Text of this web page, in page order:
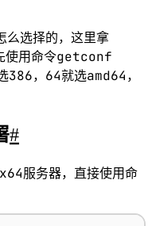
么选择的，这里拿
使用命令getconf
386， 64就选amd64 ，
#
服务器，直接使用命